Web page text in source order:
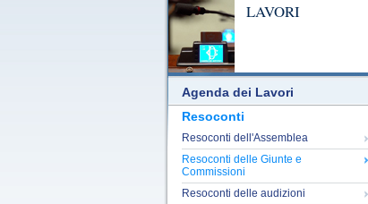
LAVORI
Agenda dei Lavori
Resoconti
Resoconti dell'Assemblea
Resoconti delle Giunte e
Commissioni
Resoconti delle audizioni